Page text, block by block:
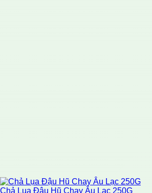
Chả Lụa Đậu Hũ Chay Âu Lạc 250G